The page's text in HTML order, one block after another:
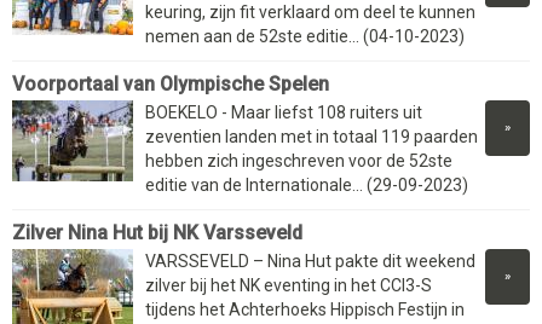
keuring, zijn fit verklaard om deel te kunnen
nemen aan de 52ste editie... (04-10-2023)
Voorportaal van Olympische Spelen
»
BOEKELO - Maar liefst 108 ruiters uit
zeventien landen met in totaal 119 paarden
hebben zich ingeschreven voor de 52ste
editie van de Internationale... (29-09-2023)
Zilver Nina Hut bij NK Varsseveld
»
VARSSEVELD – Nina Hut pakte dit weekend
zilver bij het NK eventing in het CCI3-S
tijdens het Achterhoeks Hippisch Festijn in